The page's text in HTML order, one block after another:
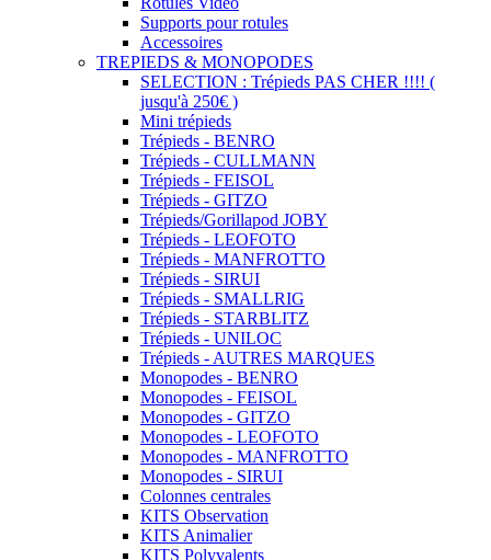
Supports pour rotules
Accessoires
TREPIEDS & MONOPODES
SELECTION : Trépieds PAS CHER !!!! (
jusqu'à 250€ )
Mini trépieds
Trépieds - BENRO
Trépieds - CULLMANN
Trépieds - FEISOL
Trépieds - GITZO
Trépieds/Gorillapod JOBY
Trépieds - LEOFOTO
Trépieds - MANFROTTO
Trépieds - SIRUI
Trépieds - SMALLRIG
Trépieds - STARBLITZ
Trépieds - UNILOC
Trépieds - AUTRES MARQUES
Monopodes - BENRO
Monopodes - FEISOL
Monopodes - GITZO
Monopodes - LEOFOTO
Monopodes - MANFROTTO
Monopodes - SIRUI
Colonnes centrales
KITS Observation
KITS Animalier
KITS Polyvalents